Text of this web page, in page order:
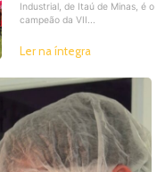
Industrial, de Itaú de Minas, é o
campeão da VII...
Ler na íntegra